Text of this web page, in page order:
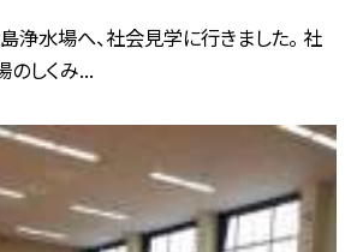
浄水場へ、社会見学に行きました。 社
のしくみ...